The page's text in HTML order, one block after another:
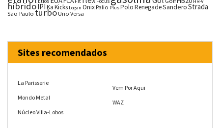
híbridoIPIKaKicks Logan OnixPalio PlusPoloRenegadeSanderoStrada
São Paulo turboUno Versa
Sites recomendados
La Parisserie
Mondo Metal
Núcleo Villa-Lobos
Vem Por Aqui
WAZ